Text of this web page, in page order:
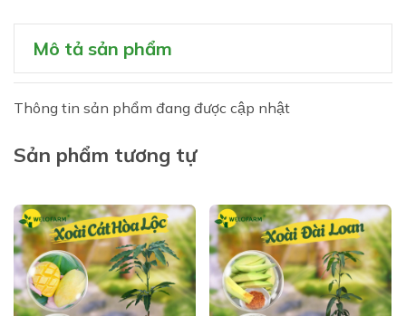
Mô tả sản phẩm
Thông tin sản phẩm đang được cập nhật
Sản phẩm tương tự